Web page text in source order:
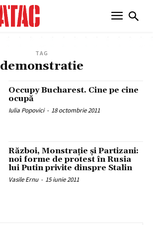
TAG
demonstratie
Occupy Bucharest. Cine pe cine
ocupă
Iulia Popovici - 18 octombrie 2011
Război, Monstraţie şi Partizani:
noi forme de protest în Rusia
lui Putin privite dinspre Stalin
Vasile Ernu - 15 iunie 2011